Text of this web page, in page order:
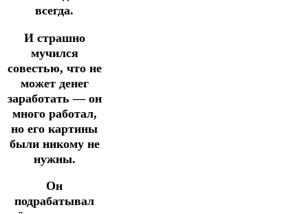
всегда.
И страшно
мучился
совестью, что не
может денег
заработать — он
много работал,
но его картины
были никому не
нужны.
Он
подрабатывал